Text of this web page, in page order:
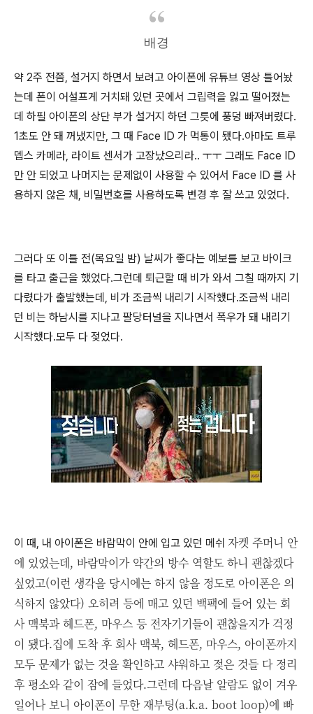
배경
약 2주 전쯤, 설거지 하면서 보려고 아이폰에 유튜브 영상 틀어놨
는데 폰이 어설프게 거치돼 있던 곳에서 그립력을 잃고 떨어졌는
데 하필 아이폰의 상단 부가 설거지 하던 그릇에 풍덩 빠져버렸다.
1초도 안 돼 꺼냈지만, 그 때 Face ID 가 먹통이 됐다.아마도 트루
뎁스 카메라, 라이트 센서가 고장났으리라.. ㅜㅜ 그래도 Face ID
만 안 되었고 나머지는 문제없이 사용할 수 있어서 Face ID 를 사
용하지 않은 채, 비밀번호를 사용하도록 변경 후 잘 쓰고 있었다.
그러다 또 이틀 전(목요일 밤) 날씨가 좋다는 예보를 보고 바이크
를 타고 출근을 했었다.그런데 퇴근할 때 비가 와서 그칠 때까지 기
다렸다가 출발했는데, 비가 조금씩 내리기 시작했다.조금씩 내리
던 비는 하남시를 지나고 팔당터널을 지나면서 폭우가 돼 내리기
시작했다.모두 다 젖었다.
이 때, 내 아이폰은 바람막이 안에 입고 있던 메쉬 자켓 주머니 안
에 있었는데, 바람막이가 약간의 방수 역할도 하니 괜찮겠다
싶었고(이런 생각을 당시에는 하지 않을 정도로 아이폰은 의
식하지 않았다) 오히려 등에 매고 있던 백팩에 들어 있는 회
사 맥북과 헤드폰, 마우스 등 전자기기들이 괜찮을지가 걱정
이 됐다.집에 도착 후 회사 맥북, 헤드폰, 마우스, 아이폰까지
모두 문제가 없는 것을 확인하고 샤워하고 젖은 것들 다 정리
후 평소와 같이 잠에 들었다.그런데 다음날 알람도 없이 겨우
일어나 보니 아이폰이 무한 재부팅(a.k.a. boot loop)에 빠